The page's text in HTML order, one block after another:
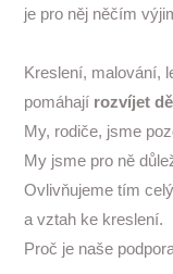
je pro něj něčím
Kreslení, malování,
pomáhají rozvíjet
My, rodiče, jsme
My jsme pro ně
Ovlivňujeme tím
a vztah ke kreslení.
Proč je naše